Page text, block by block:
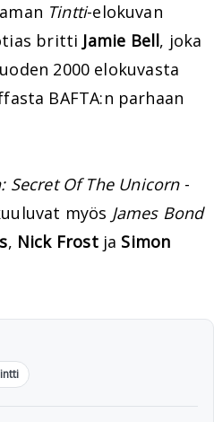
Tintti-elokuvan
britti Jamie Bell, joka
2000 elokuvasta
BAFTA:n parhaan
Secret Of The Unicorn-
myös James Bond
, Nick Frostja Simon